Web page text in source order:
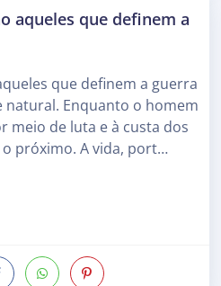
aqueles que definem a
que definem a guerra
Enquanto o homem
meio de luta e à custa dos
próximo. A vida, port…